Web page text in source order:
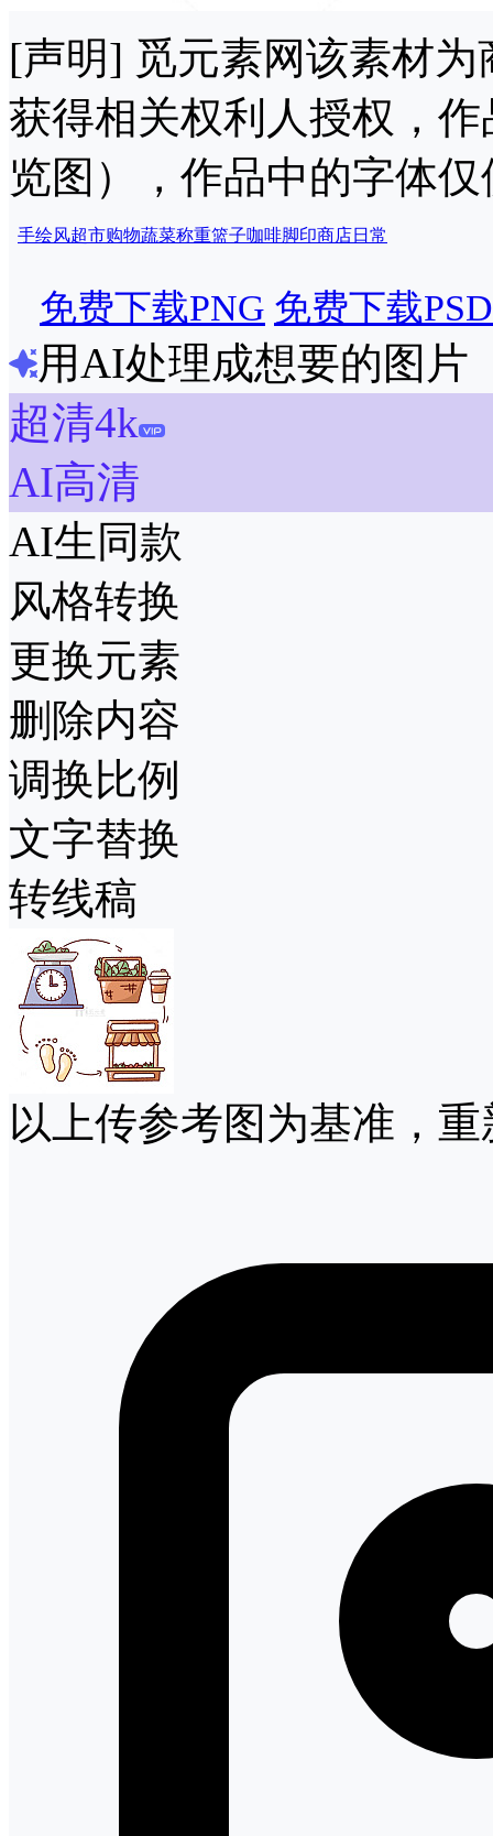
[声明] 觅元素网该素材
获得相关权利人授权，
览图），作品中的字体
手绘风超市购物蔬菜称重篮子咖啡脚印商店日常
免费下载PNG 免费下载PSD
用AI处理成想要的图片
超清4k
AI高清
AI生同款
风格转换
更换元素
删除内容
调换比例
文字替换
转线稿
以上传参考图为基准，